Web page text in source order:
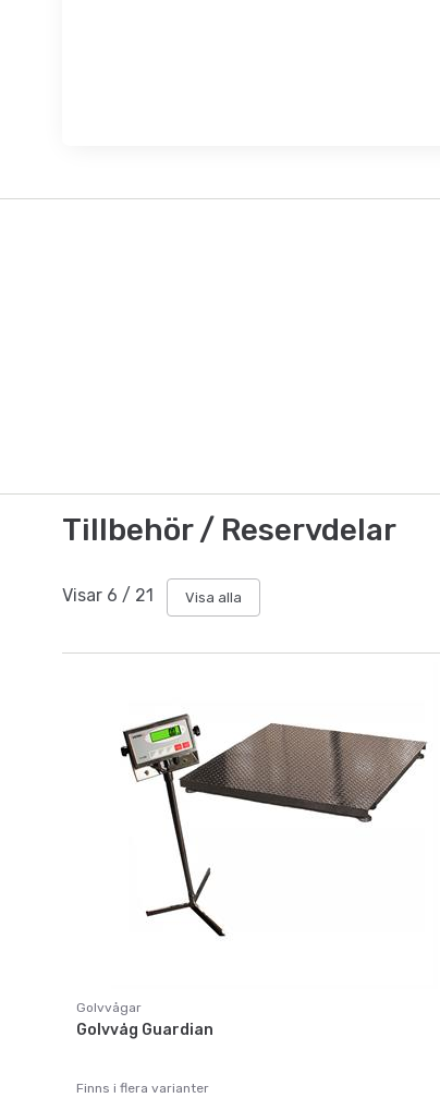
Tillbehör / Reservdelar
Visar 6 / 21 Visa alla
Golvvågar
Golvvåg Guardian
Finns i flera varianter